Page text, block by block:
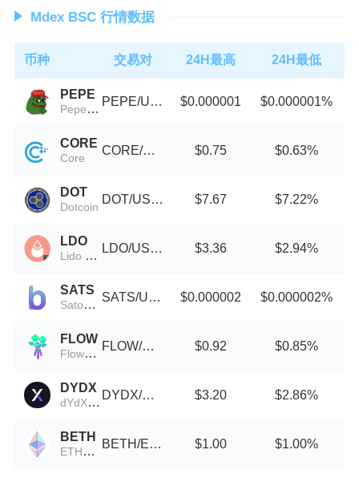
Mdex BSC 行情数据
币种 交易对 24H最高 24H最低
PEPE
Pepe Token
PEPE/USDT $0.000001 $0.000001%
CORE
Core
CORE/USDT $0.75 $0.63%
DOT
Dotcoin
DOT/USDT $7.67 $7.22%
LDO
Lido DAO (Wormhole)
LDO/USDT $3.36 $2.94%
SATS
Satoshis Vision
SATS/USDT $0.000002 $0.000002%
FLOW
Flower Solana
FLOW/USDT $0.92 $0.85%
DYDX
dYdX (Wormhole)
DYDX/USDT $3.20 $2.86%
BETH
ETH2挖矿
BETH/ETH $1.00 $1.00%